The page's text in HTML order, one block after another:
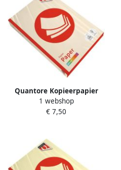
Quantore Kopieerpapier
Colour A4 120gr creme 250
vel
1 webshop
€ 7,50